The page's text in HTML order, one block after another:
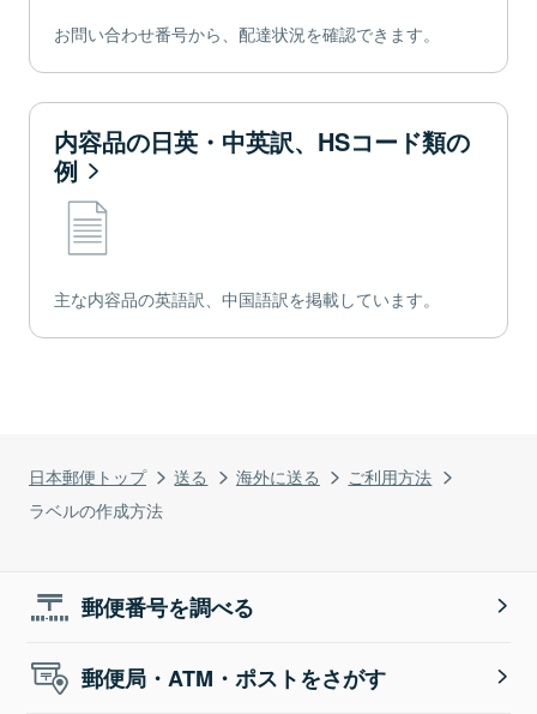
日本郵便トップ 送る 海外に送る
ご利用方法
ラベルの作成方法
お問い合わせ番号から、配達状況を確認できます。
内容品の日英・中英訳、HSコード類の
例
主な内容品の英語訳、中国語訳を掲載しています。
郵便番号を調べる
郵便局・ATM・ポストをさがす